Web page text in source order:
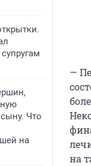
Что
на
—
на